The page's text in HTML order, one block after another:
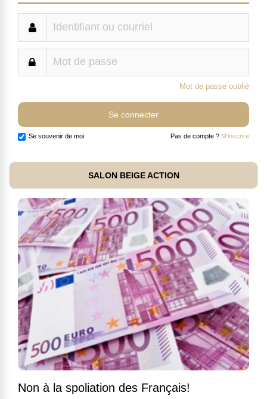
Mot de passe oublié
Se souvenir de moi Pas de compte ? M'inscrire
SALON BEIGE ACTION
Non à la spoliation des Français!